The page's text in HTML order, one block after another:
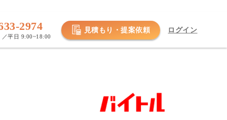
2974
／平日 9:00~18:00
見積もり・提案依頼 ログイン